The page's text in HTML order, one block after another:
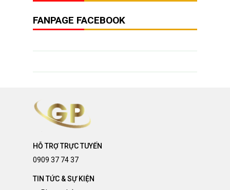
FANPAGE FACEBOOK
HỖ TRỢ TRỰC TUYẾN
0909 37 74 37
TIN TỨC & SỰ KIỆN